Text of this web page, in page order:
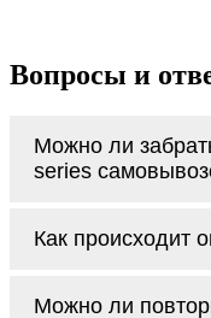
Вопросы и
Можно ли
series
доставим
Мы
Как происходит
series
Можно ли